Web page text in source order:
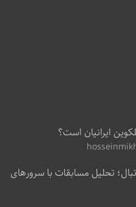
ایرانیان است؟
تحلیل مسابقات با سرورهای